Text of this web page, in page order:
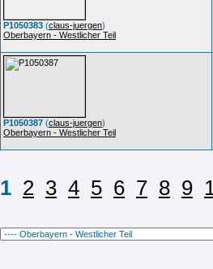
P1050383 (claus-juergen)
Oberbayern - Westlicher Teil
P1050387 (claus-juergen)
Oberbayern - Westlicher Teil
1 2 3 4 5 6 7 8 9